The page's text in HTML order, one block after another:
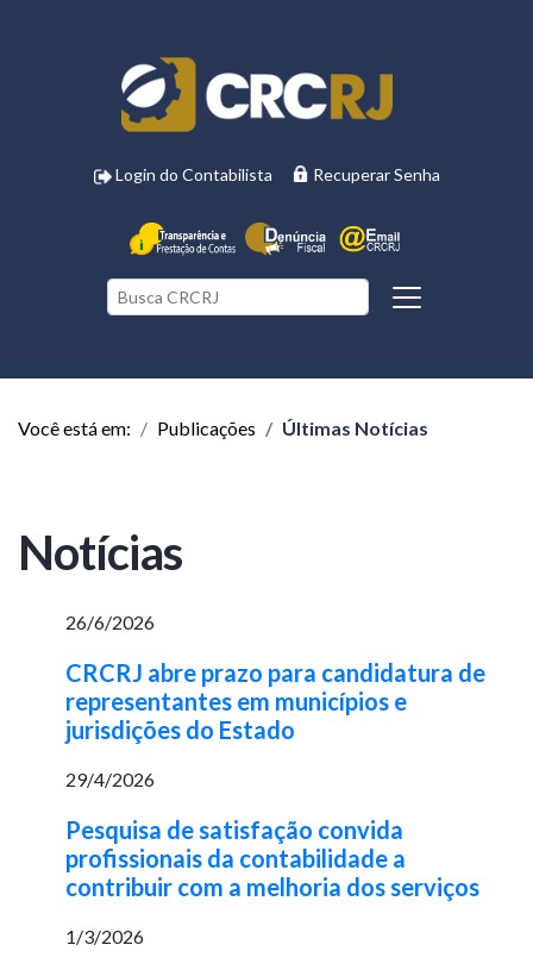
Login do Contabilista Recuperar Senha
Você está em: Publicações Últimas Notícias
Notícias
26/6/2026
CRCRJ abre prazo para candidatura de
representantes em municípios e
jurisdições do Estado
29/4/2026
Pesquisa de satisfação convida
profissionais da contabilidade a
contribuir com a melhoria dos serviços
1/3/2026